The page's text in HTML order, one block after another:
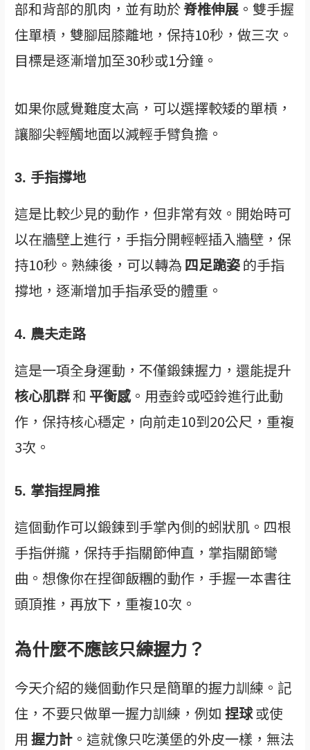
部和背部的肌肉，並有助於脊椎伸展 。雙手握
住單槓，雙腳屈膝離地，保持10秒，做三次。
目標是逐漸增加至30秒或1分鐘。
如果你感覺難度太高，可以選擇較矮的單槓，
讓腳尖輕觸地面以減輕手臂負擔。
3. 手指撐地
這是比較少見的動作，但非常有效。開始時可
以在牆壁上進行，手指分開輕輕插入牆壁，保
持10秒。熟練後，可以轉為 四足跪姿的手指
撐地，逐漸增加手指承受的體重。
4. 農夫走路
這是一項全身運動，不僅鍛鍊握力，還能提升
核心肌群和平衡感。用壺鈴或啞鈴進行此動
作，保持核心穩定，向前走10到20公尺，重複
3次。
5. 掌指捏肩推
這個動作可以鍛鍊到手掌內側的蚓狀肌。四根
手指併攏，保持手指關節伸直，掌指關節彎
曲。想像你在捏御飯糰的動作，手握一本書往
頭頂推，再放下，重複10次。
為什麼不應該只練握力？
今天介紹的幾個動作只是簡單的握力訓練。記
住，不要只做單一握力訓練，例如捏球或使
用握力計 。這就像只吃漢堡的外皮一樣，無法